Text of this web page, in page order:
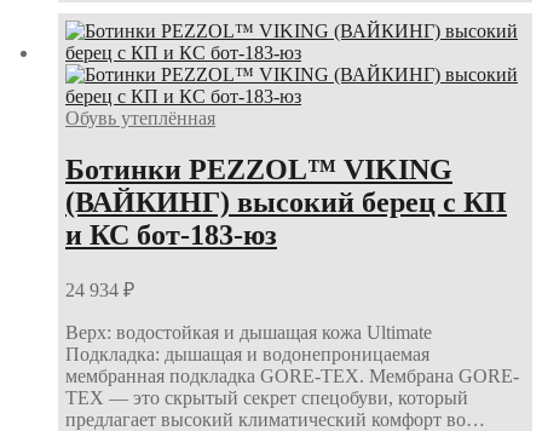
Обувь утеплённая
Ботинки PEZZOL™ VIKING
(ВАЙКИНГ) высокий берец с КП
и КС бот-183-юз
24 934 ₽
Верх: водостойкая и дышащая кожа Ultimate
Подкладка: дышащая и водонепроницаемая
мембранная подкладка GORE-TEX. Мембрана GORE-
TEX — это скрытый секрет спецобуви, который
предлагает высокий климатический комфорт во…